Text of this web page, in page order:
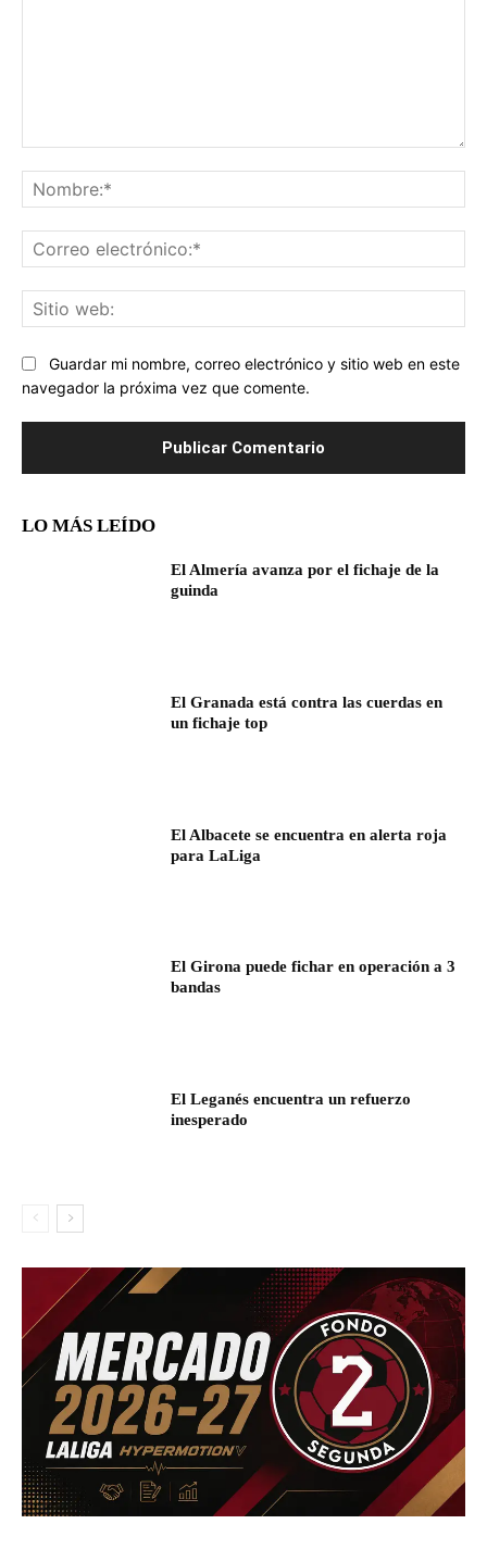
Guardar mi nombre, correo electrónico y sitio web en este
navegador la próxima vez que comente.
LO MÁS LEÍDO
El Almería avanza por el fichaje de la
guinda
El Granada está contra las cuerdas en
un fichaje top
El Albacete se encuentra en alerta roja
para LaLiga
El Girona puede fichar en operación a 3
bandas
El Leganés encuentra un refuerzo
inesperado